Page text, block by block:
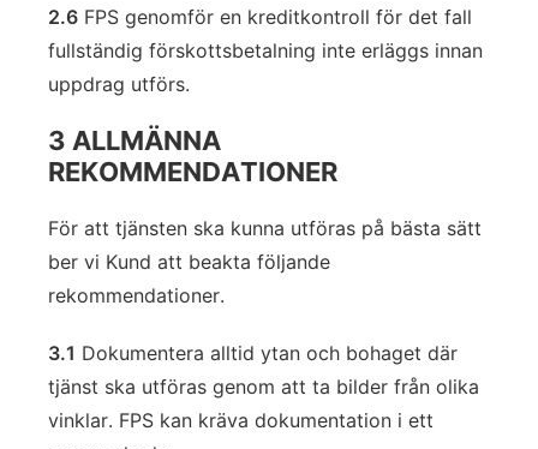
2.6 FPS genomför en kreditkontroll för det fall
fullständig förskottsbetalning inte erläggs innan
uppdrag utförs.
3 ALLMÄNNA
REKOMMENDATIONER
För att tjänsten ska kunna utföras på bästa sätt
ber vi Kund att beakta följande
rekommendationer.
3.1 Dokumentera alltid ytan och bohaget där
tjänst ska utföras genom att ta bilder från olika
vinklar. FPS kan kräva dokumentation i ett